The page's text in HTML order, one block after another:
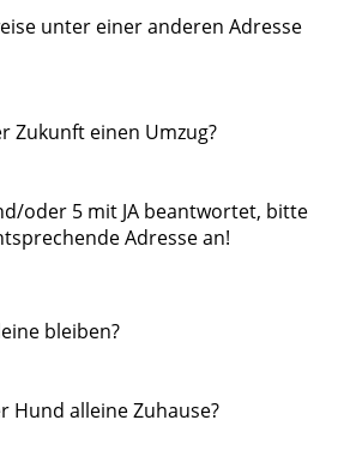
unter einer anderen Adresse
Zukunft einen Umzug?
oder 5 mit JA beantwortet, bitte
Adresse an!
bleiben?
Hund alleine Zuhause?